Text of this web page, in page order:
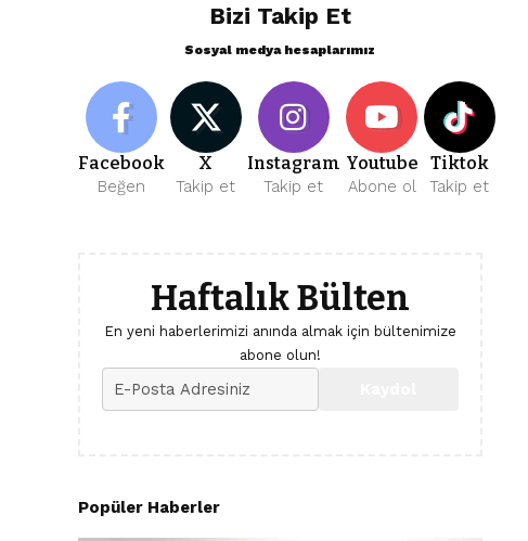
Bizi Takip Et
Sosyal medya hesaplarımız
Facebook
Beğen
X
Takip et
Instagram
Takip et
Youtube
Abone ol
Tiktok
Takip et
Haftalık Bülten
En yeni haberlerimizi anında almak için bültenimize
abone olun!
Popüler Haberler